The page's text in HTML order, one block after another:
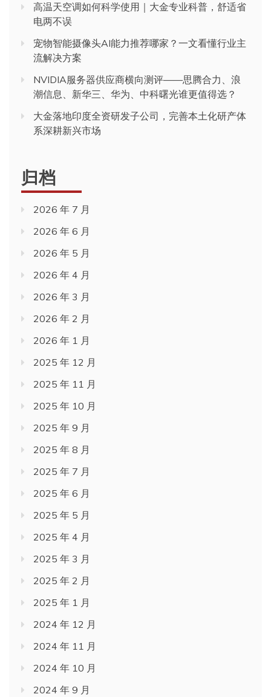
高温天空调如何科学使用｜大金专业科普，舒适省
电两不误
宠物智能摄像头AI能力推荐哪家？一文看懂行业主
流解决方案
NVIDIA服务器供应商横向测评——思腾合力、浪
潮信息、新华三、华为、中科曙光谁更值得选？
大金落地印度全资研发子公司，完善本土化研产体
系深耕新兴市场
归档
2026 年 7 月
2026 年 6 月
2026 年 5 月
2026 年 4 月
2026 年 3 月
2026 年 2 月
2026 年 1 月
2025 年 12 月
2025 年 11 月
2025 年 10 月
2025 年 9 月
2025 年 8 月
2025 年 7 月
2025 年 6 月
2025 年 5 月
2025 年 4 月
2025 年 3 月
2025 年 2 月
2025 年 1 月
2024 年 12 月
2024 年 11 月
2024 年 10 月
2024 年 9 月